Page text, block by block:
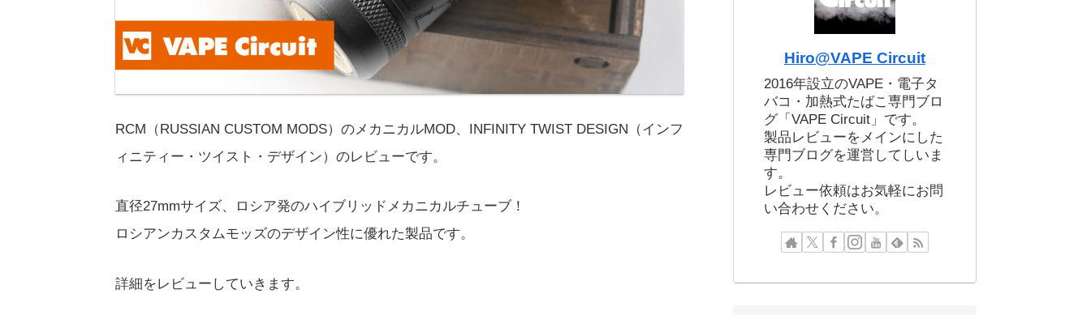
RCM（RUSSIAN CUSTOM MODS）のメカニカルMOD、INFINITY TWIST DESIGN（インフ
ィニティー・ツイスト・デザイン）のレビューです。
直径27mmサイズ、ロシア発のハイブリッドメカニカルチューブ！
ロシアンカスタムモッズのデザイン性に優れた製品です。
詳細をレビューしていきます。
Hiro@VAPE Circuit
2016年設立のVAPE・電子タ
バコ・加熱式たばこ専門ブロ
グ「VAPE Circuit」です。
製品レビューをメインにした
専門ブログを運営してしいま
す。
レビュー依頼はお気軽にお問
い合わせください。